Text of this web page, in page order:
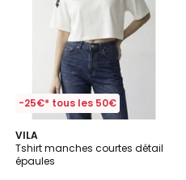
-25€* tous les 50€
VILA
Tshirt manches courtes détail
épaules